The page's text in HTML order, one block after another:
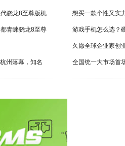
骁龙8至尊版机 想买一款个性又实
青睐骁龙8至尊 游戏手机怎么选？
久愿全球企业家创
州落幕，知名 全国统一大市场首